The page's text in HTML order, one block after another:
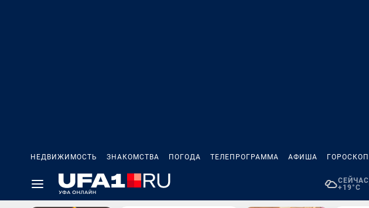
НЕДВИЖИМОСТЬ ЗНАКОМСТВА ПОГОДА ТЕЛЕПРОГРАММА АФИША ГОРОСКОП
СЕЙЧАС
+19°C